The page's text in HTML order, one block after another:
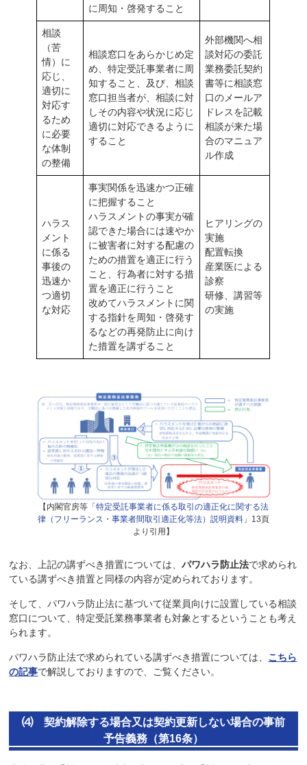
に周知・啓発すること
相談
（苦
情）に
応じ、
適切に
対応す
るため
に必要
な体制
の整備
相談窓口をあらかじめ定
め、特定受託事業者に周
知すること、及び、相談
窓口担当者が、相談に対
しその内容や状況に応じ
適切に対応できるように
すること
外部機関へ相
談対応の委託
業務委託契約
書等に相談窓
口のメールア
ドレスを記載
相談が来た場
合のマニュア
ル作成
ハラス
メント
に係る
事後の
迅速か
つ適切
な対応
事実関係を迅速かつ正確
に把握すること
ハラスメントの事実が確
認できた場合には速やか
に被害者に対する配慮の
ための措置を適正に行う
こと、行為者に対する措
置を適正に行うこと
改めてハラスメントに関
する指針を周知・啓発す
るなどの再発防止に向け
た措置を講ずること
ヒアリングの
実施
配置転換
産業医による
診察
研修、講習等
の実施
【内閣官房等「 特定受託事業者に係る取引の適正化に関する法
律（フリーランス・事業者間取引適正化等法）説明資料」13頁
より引用】
なお、上記の講ずべき措置については、パワハラ防止法で求められ
ている講ずべき措置と同様の内容が定められております。
そして、パワハラ防止法に基づいて従業員向けに設置している相談
窓口について、特定受託業務事業者も対象とするということも考え
られます。
パワハラ防止法で求められている講ずべき措置については、 こちら
の記事で解説しておりますので、ご覧ください。
⑷ 契約解除する場合又は契約更新しない場合の事前
予告義務（第16条）